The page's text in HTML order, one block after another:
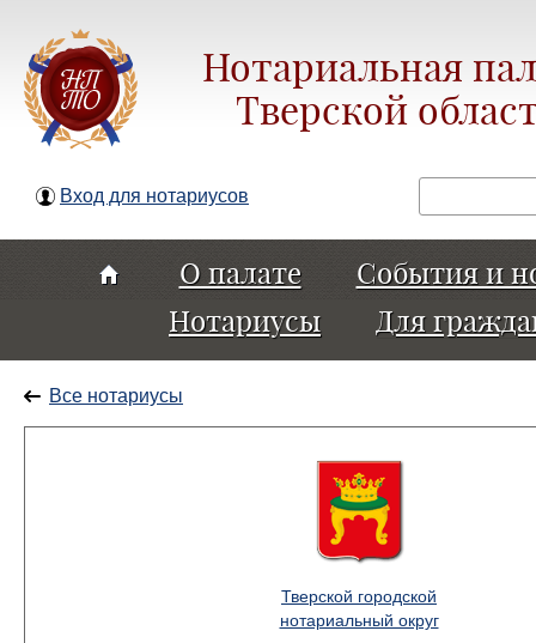
Нотариальная
Тверской
Вход для нотариусов
О палате
События и
Нотариусы
Для
Все нотариусы
Тверской городской
нотариальный округ